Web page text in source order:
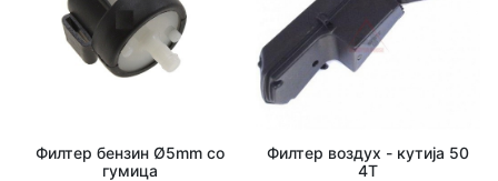
Филтер бензин Ø5mm со
гумица
Филтер воздух - кутија 50
4T